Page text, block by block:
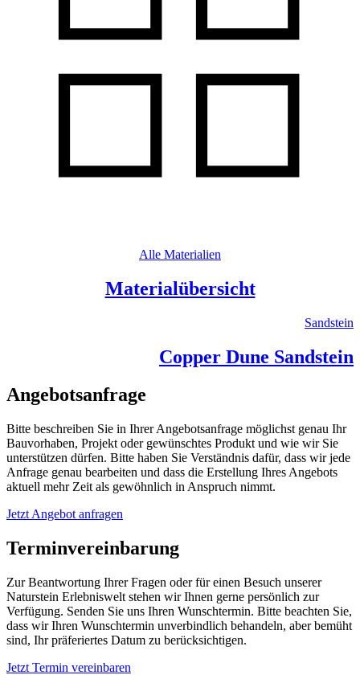
Alle Materialien
Materialübersicht
Sandstein
Copper Dune Sandstein
Angebotsanfrage
Bitte beschreiben Sie in Ihrer Angebotsanfrage möglichst genau Ihr
Bauvorhaben, Projekt oder gewünschtes Produkt und wie wir Sie
unterstützen dürfen. Bitte haben Sie Verständnis dafür, dass wir jede
Anfrage genau bearbeiten und dass die Erstellung Ihres Angebots
aktuell mehr Zeit als gewöhnlich in Anspruch nimmt.
Jetzt Angebot anfragen
Terminvereinbarung
Zur Beantwortung Ihrer Fragen oder für einen Besuch unserer
Naturstein Erlebniswelt stehen wir Ihnen gerne persönlich zur
Verfügung. Senden Sie uns Ihren Wunschtermin. Bitte beachten Sie,
dass wir Ihren Wunschtermin unverbindlich behandeln, aber bemüht
sind, Ihr präferiertes Datum zu berücksichtigen.
Jetzt Termin vereinbaren